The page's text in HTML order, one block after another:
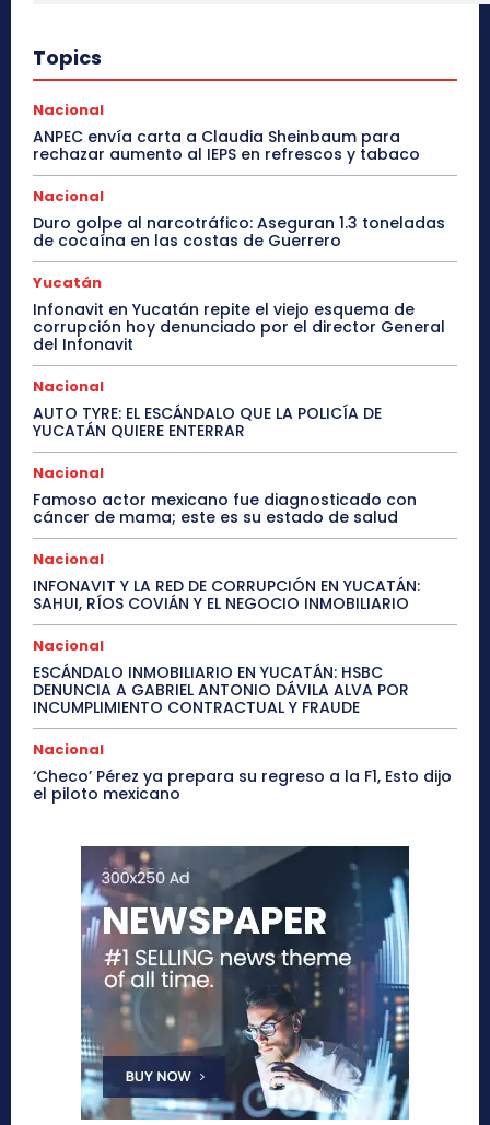
Topics
Nacional
ANPEC envía carta a Claudia Sheinbaum para
rechazar aumento al IEPS en refrescos y tabaco
Nacional
Duro golpe al narcotráfico: Aseguran 1.3 toneladas
de cocaína en las costas de Guerrero
Yucatán
Infonavit en Yucatán repite el viejo esquema de
corrupción hoy denunciado por el director General
del Infonavit
Nacional
AUTO TYRE: EL ESCÁNDALO QUE LA POLICÍA DE
YUCATÁN QUIERE ENTERRAR
Nacional
Famoso actor mexicano fue diagnosticado con
cáncer de mama; este es su estado de salud
Nacional
INFONAVIT Y LA RED DE CORRUPCIÓN EN YUCATÁN:
SAHUI, RÍOS COVIÁN Y EL NEGOCIO INMOBILIARIO
Nacional
ESCÁNDALO INMOBILIARIO EN YUCATÁN: HSBC
DENUNCIA A GABRIEL ANTONIO DÁVILA ALVA POR
INCUMPLIMIENTO CONTRACTUAL Y FRAUDE
Nacional
‘Checo’ Pérez ya prepara su regreso a la F1, Esto dijo
el piloto mexicano